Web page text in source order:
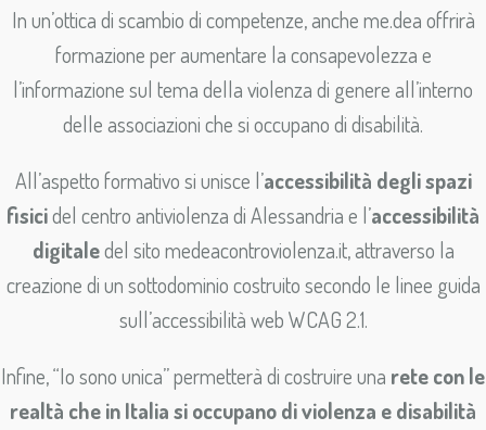
In un’ottica di scambio di competenze, anche me.dea offrirà
formazione per aumentare la consapevolezza e
l’informazione sul tema della violenza di genere all’interno
delle associazioni che si occupano di disabilità.
All’aspetto formativo si unisce l’accessibilità degli spazi
fisicidel centro antiviolenza di Alessandria e l’accessibilità
digitaledel sito medeacontroviolenza.it, attraverso la
creazione di un sottodominio costruito secondo le linee guida
sull’accessibilità web WCAG 2.1.
Infine, “Io sono unica” permetterà di costruire una rete con le
realtà che in Italia si occupano di violenza e disabilità